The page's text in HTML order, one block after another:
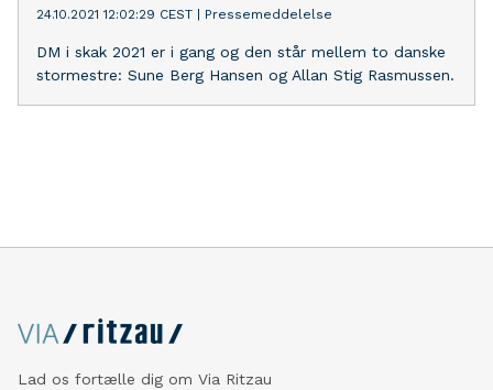
mænd, men også fra de mere modne mænd, der har
prikken over i’et på ethvert outfit.
24.10.2021 12:02:29 CEST | Pressemeddelelse
DM i skak 2021 er i gang og den står mellem to danske
stormestre: Sune Berg Hansen og Allan Stig Rasmussen.
Lad os fortælle dig om Via Ritzau